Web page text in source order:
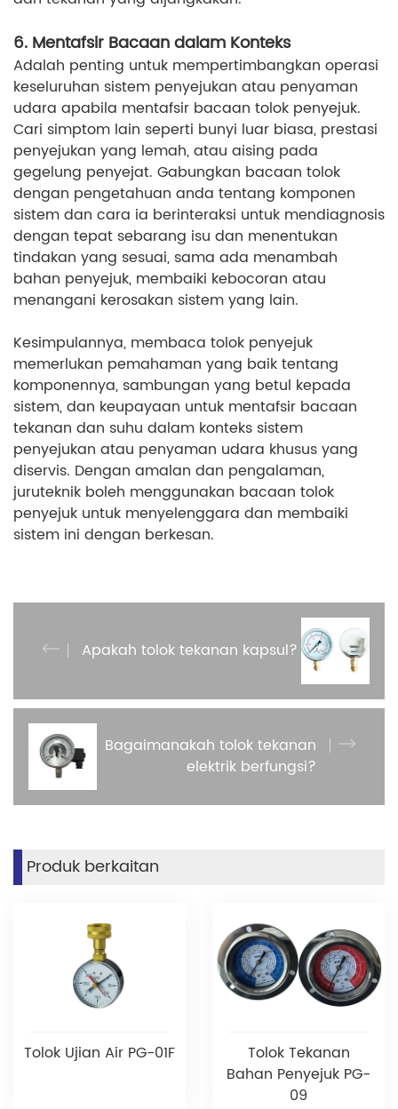
6. Mentafsir Bacaan dalam Konteks
Adalah penting untuk mempertimbangkan operasi
keseluruhan sistem penyejukan atau penyaman
udara apabila mentafsir bacaan tolok penyejuk.
Cari simptom lain seperti bunyi luar biasa, prestasi
penyejukan yang lemah, atau aising pada
gegelung penyejat. Gabungkan bacaan tolok
dengan pengetahuan anda tentang komponen
sistem dan cara ia berinteraksi untuk mendiagnosis
dengan tepat sebarang isu dan menentukan
tindakan yang sesuai, sama ada menambah
bahan penyejuk, membaiki kebocoran atau
menangani kerosakan sistem yang lain.
Kesimpulannya, membaca tolok penyejuk
memerlukan pemahaman yang baik tentang
komponennya, sambungan yang betul kepada
sistem, dan keupayaan untuk mentafsir bacaan
tekanan dan suhu dalam konteks sistem
penyejukan atau penyaman udara khusus yang
diservis. Dengan amalan dan pengalaman,
juruteknik boleh menggunakan bacaan tolok
penyejuk untuk menyelenggara dan membaiki
sistem ini dengan berkesan.
Apakah tolok tekanan kapsul?
Bagaimanakah tolok tekanan
elektrik berfungsi?
Produk berkaitan
Tolok Ujian Air PG-01F
Tolok Tekanan
Bahan Penyejuk PG-
09